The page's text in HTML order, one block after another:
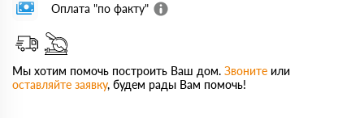
Оплата "по факту"
Мы хотим помочь построить Ваш дом. Звоните или
оставляйте заявку, будем рады Вам помочь!